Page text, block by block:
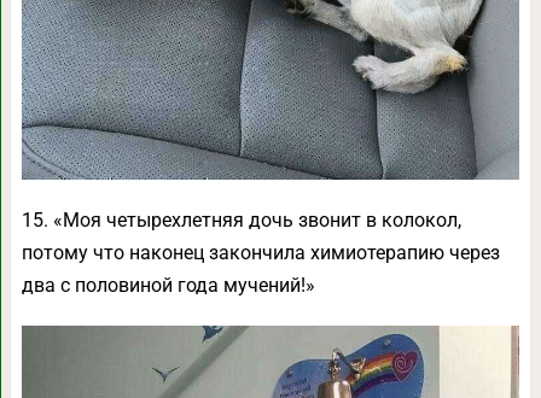
15. «Моя четырехлетняя дочь звонит в колокол,
потому что наконец закончила химиотерапию через
два с половиной года мучений!»